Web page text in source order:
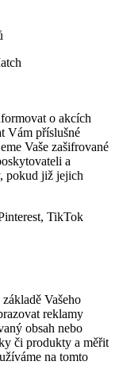
o akcích
Vám příslušné
Vaše zašifrované
a
pokud již jejich
TikTok
Vašeho
reklamy
obsah nebo
či produkty a měřit
na tomto